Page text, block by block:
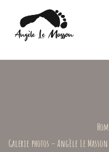
Galerie photos – Angèle Le